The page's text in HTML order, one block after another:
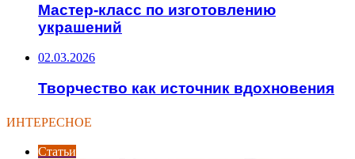
Мастер-класс по изготовлению
украшений
02.03.2026
Творчество как источник вдохновения
ИНТЕРЕСНОЕ
Статьи